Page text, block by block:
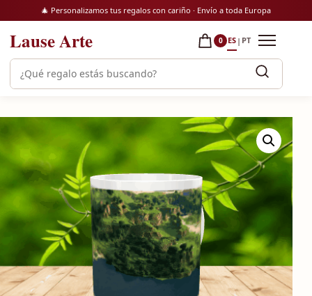
Saltar al contenido
🎄 Personalizamos tus regalos con cariño · Envío a toda Europa
Lause Arte
Buscar productos
0 ES | PT
Abrir